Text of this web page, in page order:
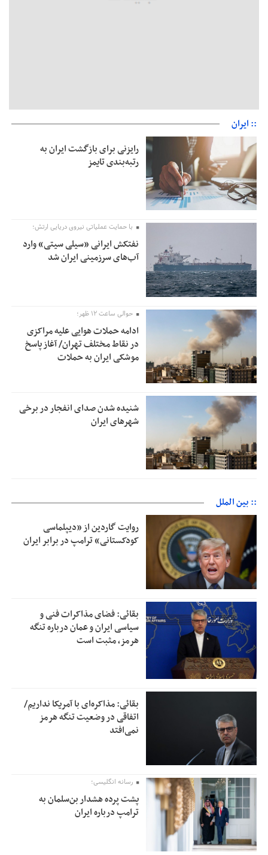
:: ایران
رایزنی برای بازگشت ایران به
رتبه‌بندی تایمز
با حمایت عملیاتی نیروی دریایی ارتش؛
نفتکش ایرانی «سیلی سیتی» وارد
آب‌های سرزمینی ایران شد
حوالی ساعت ۱۲ ظهر؛
ادامه حملات هوایی علیه مراکزی
در نقاط مختلف تهران/ آغاز پاسخ
موشکی ایران به حملات
شنیده شدن صدای انفجار در برخی
شهرهای ایران
:: بین الملل
روایت گاردین از «دیپلماسی
کودکستانی» ترامپ در برابر ایران
بقائی: فضای مذاکرات فنی و
سیاسی ایران و عمان درباره تنگه
هرمز، مثبت است
بقائی: مذاکره‌ای با آمریکا نداریم/
اتفاقی در وضعیت تنگه هرمز
نمی‌افتد
رسانه انگلیسی؛
پشت پرده هشدار بن‌سلمان به
ترامپ درباره ایران